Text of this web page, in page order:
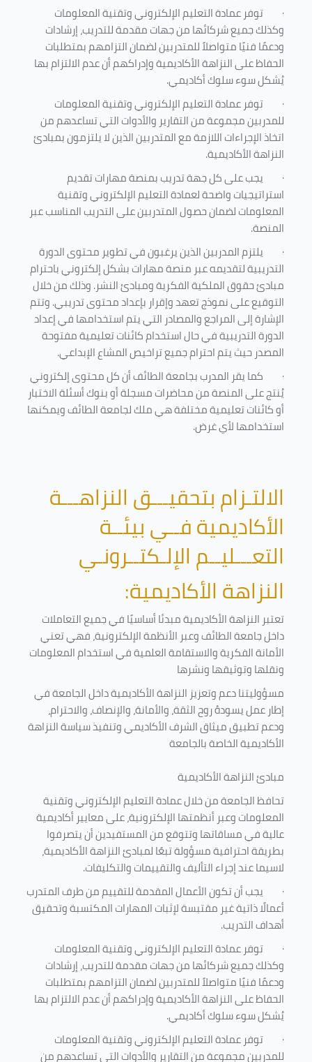
· توفر عمادة التعليم الإلكتروني وتقنية المعلومات
وكذلك جميع شركائها من جهات مقدمة للتدريب، إرشادات
ودعمًا فنيًا متواصلاً للمتدربين لضمان التزامهم بمتطلبات
الحفاظ على النزاهة الأكاديمية وإدراكهم أن عدم الالتزام بها
يُشكل سوء سلوك أكاديمي.
· توفر عمادة التعليم الإلكتروني وتقنية المعلومات
للمدربين مجموعة من التقارير والأدوات التي تساعدهم من
اتخاذ الإجراءات اللازمة مع المتدربين الذين لا يلتزمون بمبادئ
النزاهة الأكاديمية.
· يجب على كل جهة تدريب بمنصة مهارات تقديم
استراتيجيات واضحة لعمادة التعليم الإلكتروني وتقنية
المعلومات لضمان حصول المتدربين على التدريب المناسب عبر
المنصة.
· يلتزم المدربين الذين يرغبون في تطوير محتوى الدورة
التدريبية لتقديمه عبر منصة مهارات بشكل إلكتروني باحترام
مبادئ حقوق الملكية الفكرية ومبادئ النشر. وذلك من خلال
التوقيع على نموذج تعهد وإقرار بإعداد محتوى تدريبي. وتتم
الإشارة إلى المراجع والمصادر التي يتم استخدامها في إعداد
الدورة التدريبية في حال استخدام كائنات تعليمية مفتوحة
المصدر حيث يتم احترام جميع تراخيص المشاع الإبداعي.
· كما يقر المدرب بجامعة الطائف أن كل محتوى إلكتروني
يُنتج على المنصة من محاضرات مسجلة أو بنوك أسئلة الاختبار
أو كائنات تعليمية مختلفة هي ملك لجامعة الطائف ويمكنها
استخدامها لأي غرض.
الالتـزام بتحقيـــق النزاهـــة
الأكاديمية فــي بيئــة
التعـــليــم الإلـكتــرونـي
النزاهة الأكاديمية:
تعتبر النزاهة الأكاديمية مبدئا أساسيًا في جميع التعاملات
داخل جامعة الطائف وعبر الأنظمة الإلكترونية، فهي تعني
الأمانة الفكرية والاستقامة العلمية في استخدام المعلومات
ونقلها وتوثيقها ونشرها
مسؤوليتنا دعم وتعزيز النزاهة الأكاديمية داخل الجامعة في
إطار عمل يسودهُ روح الثقة، والأمانة، والإنصاف، والاحترام،
ودعم تطبيق ميثاق الشرف الأكاديمي وتنفيذ سياسة النزاهة
الأكاديمية الخاصة بالجامعة
مبادئ النزاهة الأكاديمية
تحافظ الجامعة من خلال عمادة التعليم الإلكتروني وتقنية
المعلومات وعبر أنظمتها الإلكترونية، على معايير أكاديمية
عالية في مساقاتها وتتوقع من المستفيدين أن يتصرفوا
بطريقة احترافية مسؤولة تبعًا لمبادئ النزاهة الأكاديمية،
لاسيما عند إجراء التأليف والتقييمات والتكليفات.
· يجب أن تكون الأعمال المقدمة للتقييم من طرف المتدرب
أعمالًا ذاتية غير مقتبسة لإثبات المهارات المكتسبة وتحقيق
أهداف التدريب.
· توفر عمادة التعليم الإلكتروني وتقنية المعلومات
وكذلك جميع شركائها من جهات مقدمة للتدريب، إرشادات
ودعمًا فنيًا متواصلاً للمتدربين لضمان التزامهم بمتطلبات
الحفاظ على النزاهة الأكاديمية وإدراكهم أن عدم الالتزام بها
يُشكل سوء سلوك أكاديمي.
· توفر عمادة التعليم الإلكتروني وتقنية المعلومات
للمدربين مجموعة من التقارير والأدوات التي تساعدهم من